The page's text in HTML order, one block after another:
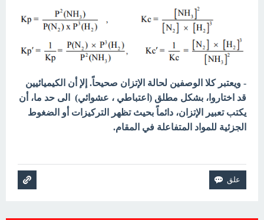
- ويعتبر كلا الوصفين لحالة الإتزان صحيحاً. إلإ أن الكيميائيين
قد اختاروا، بشكل مطلق (اعتباطي ، عشوائي)
الى حد ما، أن
يكتب تعبير الإتزان، دائماً بحيث تظھر التركيزات أو الضغوط
الجزئية للمواد المتفاعلة في المقام.